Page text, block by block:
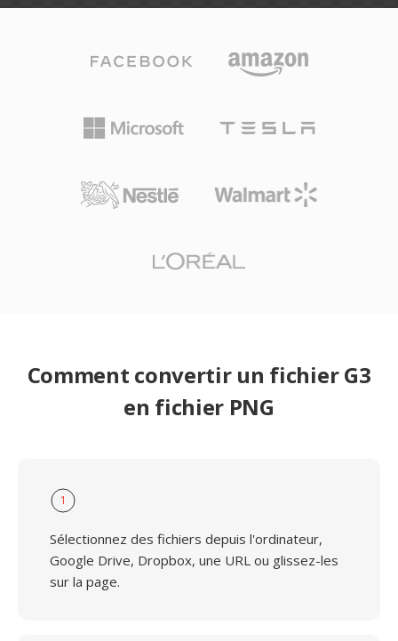
Comment convertir un fichier G3
en fichier PNG
1
Sélectionnez des fichiers depuis l'ordinateur,
Google Drive, Dropbox, une URL ou glissez-les
sur la page.